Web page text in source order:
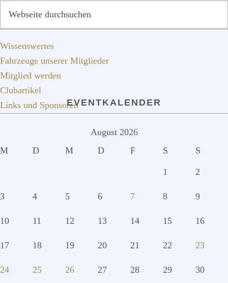
SEITENSPALTE
QUICKLINKS
Wissenswertes
Fahrzeuge unserer Mitglieder
Mitglied werden
Clubartikel
Links und SponsorenEVENTKALENDER
August 2026
M
D M D F S S
1 2
3 4 5 6 7 8 9
10 11 12 13 14 15 16
17 18 19 20 21 22 23
24 25 26 27 28 29 30